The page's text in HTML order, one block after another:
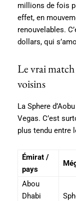
millions de fois
effet, en
renouvelables.
dollars, qui
Le vrai
voisins
La Sphere
Vegas. C’est
plus tendu entre
Émirat /
pays
Abou
Dhabi